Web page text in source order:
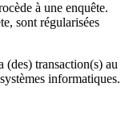
à une enquête.
sont régularisées
(des) transaction(s) au
informatiques.